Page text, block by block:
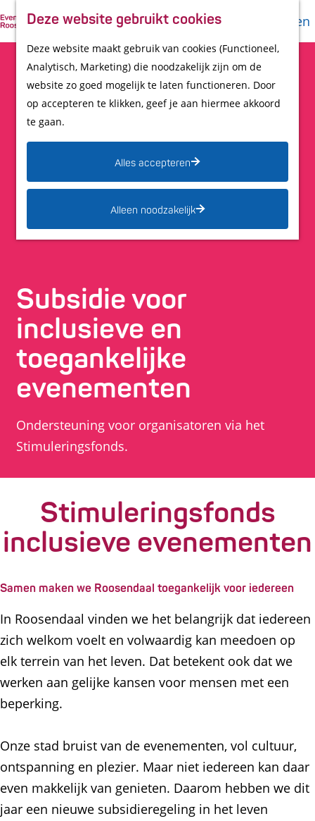
Deze website gebruikt cookies
Deze website maakt gebruik van cookies (Functioneel,
Analytisch, Marketing) die noodzakelijk zijn om de
website zo goed mogelijk te laten functioneren. Door
op accepteren te klikken, geef je aan hiermee akkoord
te gaan.
Alles accepteren
Alleen noodzakelijk
G
M
e
n
u
K
a
a
r
Z
o
e
k
e
Evenement vermelden
in UITagenda
Outdoor Media
Contact
Stimuleringsfonds
inclusieve evenementen
Subsidie voor
inclusieve en
toegankelijke
evenementen
Ondersteuning voor organisatoren via het
Stimuleringsfonds.
Samen maken we Roosendaal toegankelijk voor iedereen
In Roosendaal vinden we het belangrijk dat iedereen
zich welkom voelt en volwaardig kan meedoen op
elk terrein van het leven. Dat betekent ook dat we
werken aan gelijke kansen voor mensen met een
beperking.
Onze stad bruist van de evenementen, vol cultuur,
ontspanning en plezier. Maar niet iedereen kan daar
even makkelijk van genieten. Daarom hebben we dit
jaar een nieuwe subsidieregeling in het leven